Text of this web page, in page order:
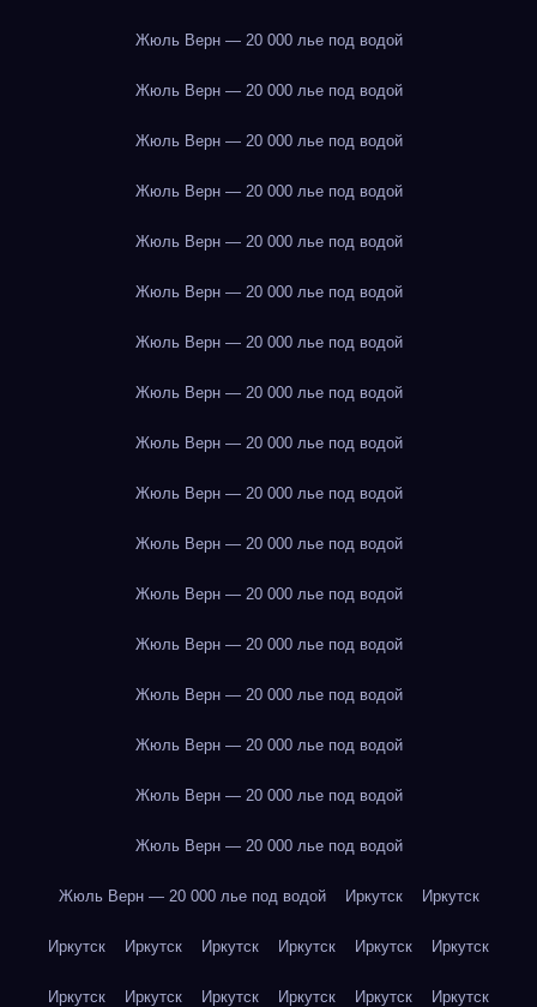
Жюль Верн — 20 000 лье под водой
Жюль Верн — 20 000 лье под водой
Жюль Верн — 20 000 лье под водой
Жюль Верн — 20 000 лье под водой
Жюль Верн — 20 000 лье под водой
Жюль Верн — 20 000 лье под водой
Жюль Верн — 20 000 лье под водой
Жюль Верн — 20 000 лье под водой
Жюль Верн — 20 000 лье под водой
Жюль Верн — 20 000 лье под водой
Жюль Верн — 20 000 лье под водой
Жюль Верн — 20 000 лье под водой
Жюль Верн — 20 000 лье под водой
Жюль Верн — 20 000 лье под водой
Жюль Верн — 20 000 лье под водой
Жюль Верн — 20 000 лье под водой
Жюль Верн — 20 000 лье под водой
Жюль Верн — 20 000 лье под водой Иркутск Иркутск
Иркутск Иркутск Иркутск Иркутск Иркутск Иркутск
Иркутск Иркутск Иркутск Иркутск Иркутск Иркутск